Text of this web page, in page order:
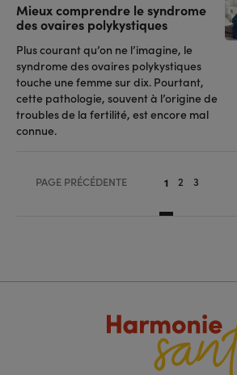
Mieux comprendre le syndrome
des ovaires polykystiques
Plus courant qu’on ne l’imagine, le
syndrome des ovaires polykystiques
touche une femme sur dix. Pourtant,
cette pathologie, souvent à l’origine de
troubles de la fertilité, est encore mal
connue.
PAGE PRÉCÉDENTE
Page
1 Page
2 Page
3